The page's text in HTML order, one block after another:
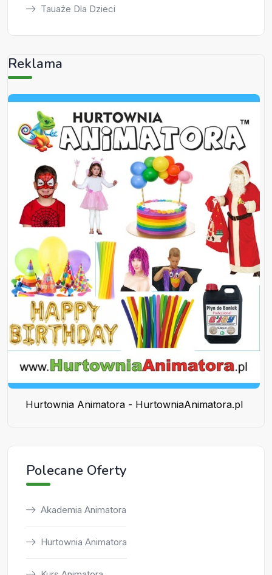
Tauaże Dla Dzieci
Reklama
Hurtownia Animatora - HurtowniaAnimatora.pl
Polecane Oferty
Akademia Animatora
Hurtownia Animatora